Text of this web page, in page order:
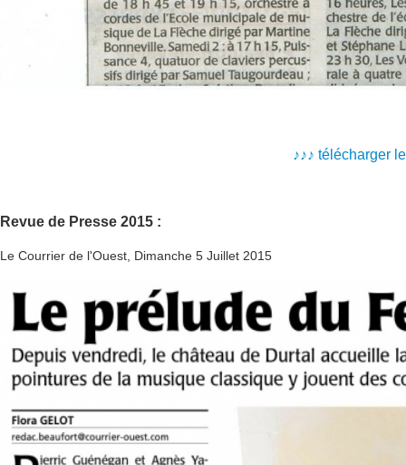
♪♪♪ télécharger
Revue de Presse 2015 :
Le Courrier de l'Ouest, Dimanche 5 Juillet 2015